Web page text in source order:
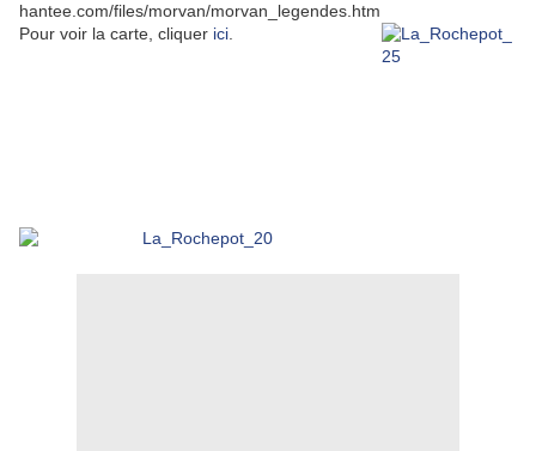
hantee.com/files/morvan/morvan_legendes.htm
Pour voir la carte, cliquer ici